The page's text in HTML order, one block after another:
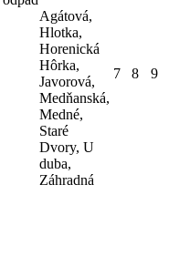
Agátová,
Hlotka,
Horenická
Hôrka,
Javorová,
Medňanská,
Medné,
Staré
Dvory, U
duba,
Záhradná
7 8 9